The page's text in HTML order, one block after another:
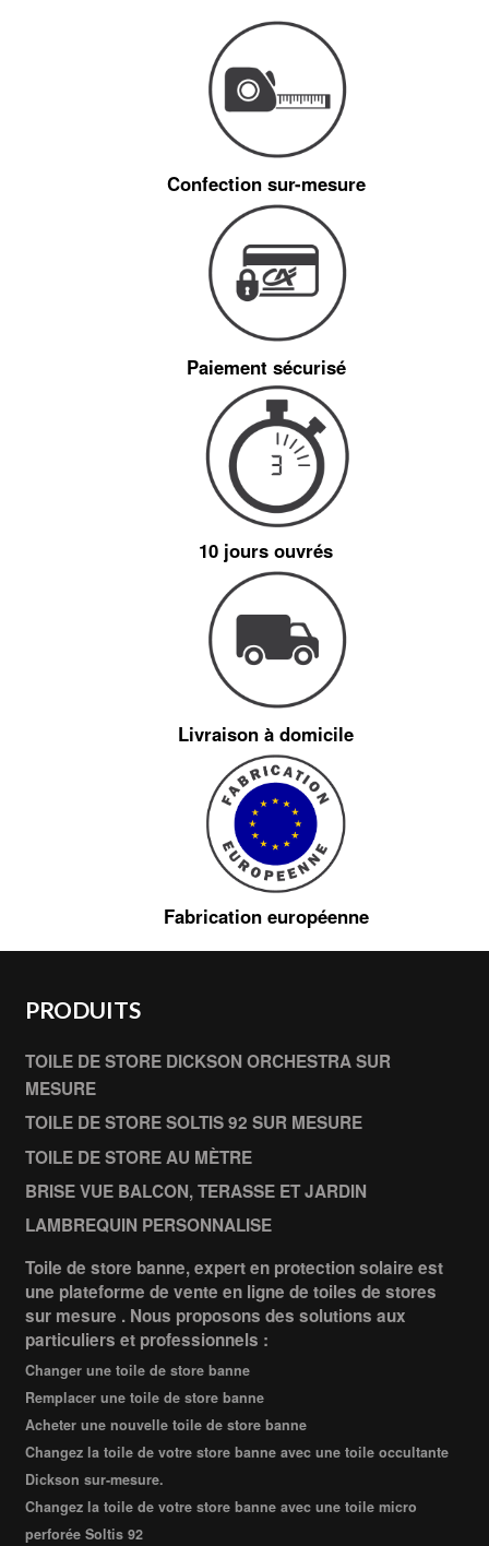
Confection sur-mesure
Paiement sécurisé
10 jours ouvrés
Livraison à domicile
Fabrication européenne
PRODUITS
TOILE DE STORE DICKSON ORCHESTRA SUR
MESURE
TOILE DE STORE SOLTIS 92 SUR MESURE
TOILE DE STORE AU MÈTRE
BRISE VUE BALCON, TERASSE ET JARDIN
LAMBREQUIN PERSONNALISE
Toile de store banne, expert en protection solaire est
une plateforme de vente en ligne de toiles de stores
sur mesure . Nous proposons des solutions aux
particuliers et professionnels :
Changer une toile de store banne
Remplacer une toile de store banne
Acheter une nouvelle toile de store banne
Changez la toile de votre store banne avec une toile occultante
Dickson sur-mesure.
Changez la toile de votre store banne avec une toile micro
perforée Soltis 92